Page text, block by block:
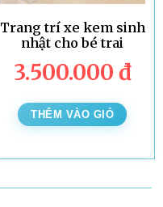
Trang trí xe kem sinh
nhật cho bé trai
3.500.000 đ
THÊM VÀO GIỎ